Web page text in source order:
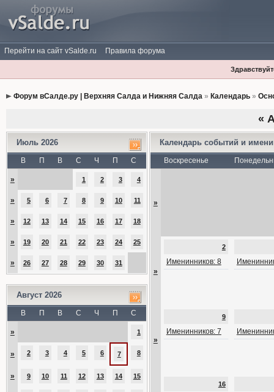
Перейти на сайт vSalde.ru Правила форума
Форум вСалде.ру | Верхняя Салда и Нижняя Салда» Календарь»
«
Июль 2026
В П В С Ч П С
» 1 2 3 4
» 5 6 7 8 9 10 11
» 12 13 14 15 16 17 18
» 19 20 21 22 23 24 25
» 26 27 28 29 30 31
Август 2026
В П В С Ч П С
» 1
» 2 3 4 5 6 7 8
» 9 10 11 12 13 14 15
Календарь событий и
Воскресенье
»
»
2
Именинников: 8
»
9
Именинников: 7
16